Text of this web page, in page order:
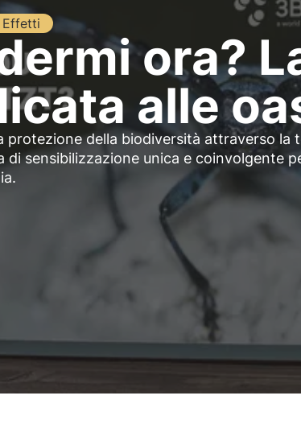
Effetti
ora?
alle
protezione della biodiversità attraverso la
di sensibilizzazione unica e coinvolgente